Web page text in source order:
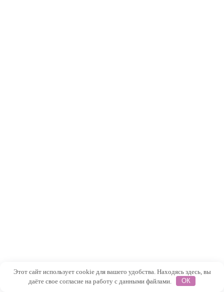
Этот сайт использует cookie для вашего удобства. Находясь здесь, вы
даёте свое согласие на работу с данными файлами.
ОК